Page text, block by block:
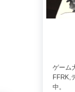
ゲーム
FFRK,
中。